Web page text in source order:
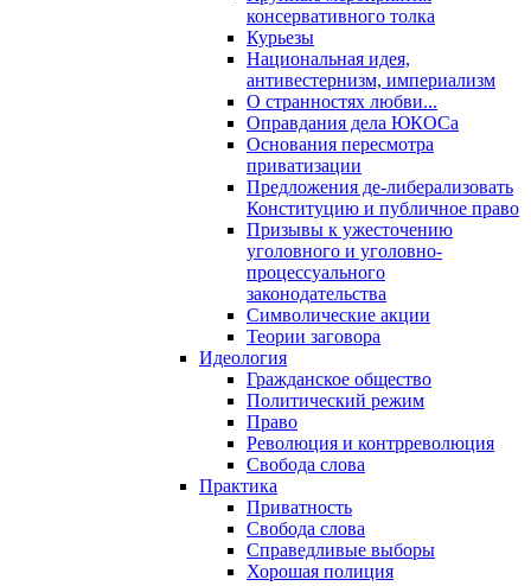
консервативного толка
Курьезы
Национальная идея,
антивестернизм, империализм
О странностях любви...
Оправдания дела ЮКОСа
Основания пересмотра
приватизации
Предложения де-либерализовать
Конституцию и публичное право
Призывы к ужесточению
уголовного и уголовно-
процессуального
законодательства
Символические акции
Теории заговора
Идеология
Гражданское общество
Политический режим
Право
Революция и контрреволюция
Свобода слова
Практика
Приватность
Свобода слова
Справедливые выборы
Хорошая полиция